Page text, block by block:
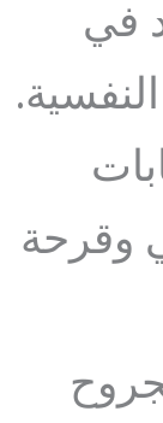
في
وقرحة